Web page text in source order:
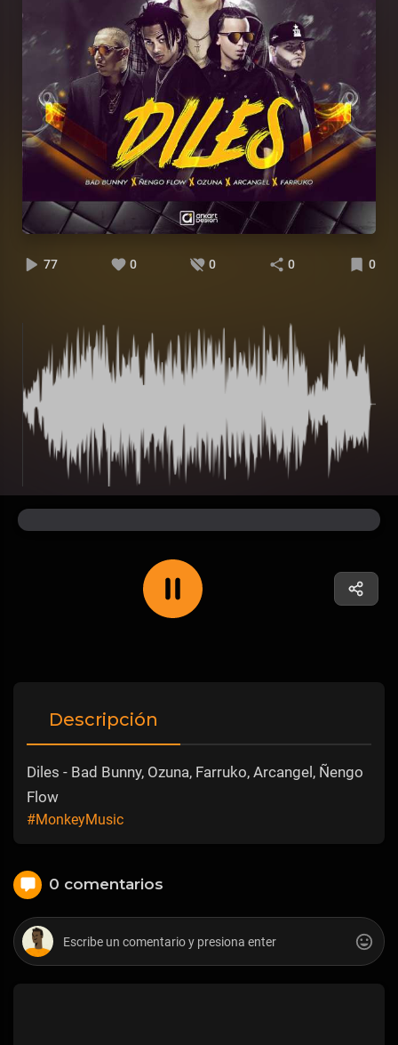
77 0 0 0 0
Descripción
Diles - Bad Bunny, Ozuna, Farruko, Arcangel, Ñengo
Flow
#MonkeyMusic
0 comentarios